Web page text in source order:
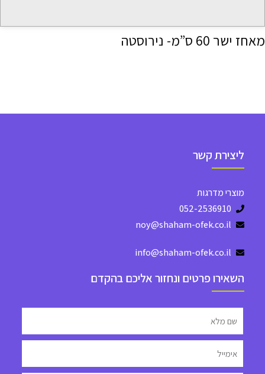
מאחז ישר 60 ס”מ- נירוסטה
ליצירת קשר
מוצרי מדרגות
052-2536910
noy@shaham-ofek.co.il
info@shaham-ofek.co.il
השאירו פרטים ונחזור אליכם בהקדם